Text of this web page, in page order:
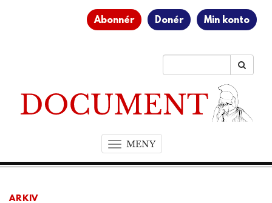
Abonnér Donér Min konto
MENYT
o
ARKIV